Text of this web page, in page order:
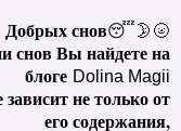
Добрых снов😴🌛🌝
снов Вы найдете на
блоге Dolina Magii
не только от
его содержания,